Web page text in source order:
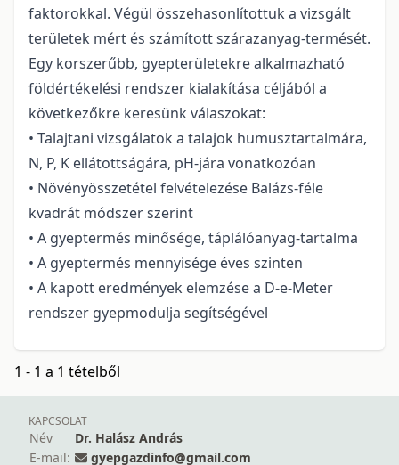
faktorokkal. Végül összehasonlítottuk a vizsgált
területek mért és számított szárazanyag-termését.
Egy korszerűbb, gyepterületekre alkalmazható
földértékelési rendszer kialakítása céljából a
következőkre keresünk válaszokat:
• Talajtani vizsgálatok a talajok humusztartalmára,
N, P, K ellátottságára, pH-jára vonatkozóan
• Növényösszetétel felvételezése Balázs-féle
kvadrát módszer szerint
• A gyeptermés minősége, táplálóanyag-tartalma
• A gyeptermés mennyisége éves szinten
• A kapott eredmények elemzése a D-e-Meter
rendszer gyepmodulja segítségével
1 - 1 a 1 tételből
KAPCSOLAT
Név
Dr. Halász András
E-mail:
gyepgazdinfo@gmail.com